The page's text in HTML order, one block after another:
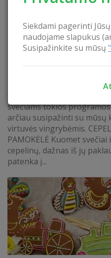
Siekdami pagerinti
naudojame slapukus
Susipažinkite su mūsų
LIETUVIŠKI TRADICINIAI
smalsiausių žingeidumą,
kumpis - bajoriškos
valstiečių stalo dalis.
svečiams tokios
arčiau susipažinti su
virtuvės vingrybėmis.
PAMOKĖLĖ Kuomet
cepelinų, dažnas iš jų
patenka į...